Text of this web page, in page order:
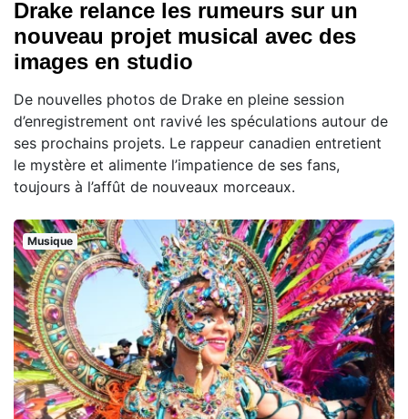
Drake relance les rumeurs sur un
nouveau projet musical avec des
images en studio
De nouvelles photos de Drake en pleine session
d’enregistrement ont ravivé les spéculations autour de
ses prochains projets. Le rappeur canadien entretient
le mystère et alimente l’impatience de ses fans,
toujours à l’affût de nouveaux morceaux.
Musique